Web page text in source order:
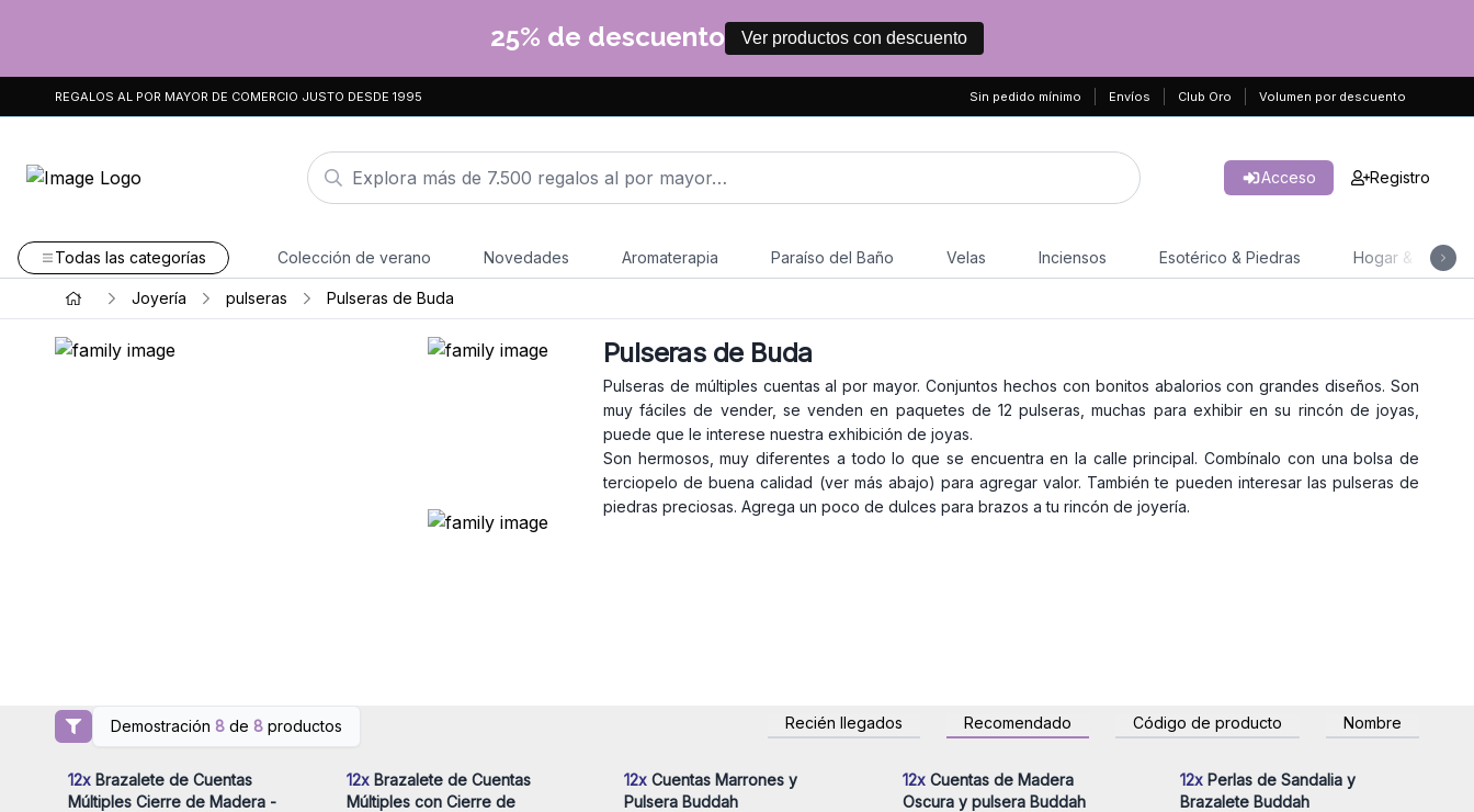
25% de descuento Ver productos con descuento
REGALOS AL POR MAYOR DE COMERCIO JUSTO DESDE 1995 Sin pedido mínimo Envíos Club Oro Volumen por descuento
Acceso Registro
Todas las categorías Colección de verano Novedades Aromaterapia Paraíso del Baño Velas Inciensos Esotérico & Piedras Hogar & Jardín
Joyería pulseras Pulseras de Buda
Pulseras de Buda
Pulseras de múltiples cuentas al por mayor. Conjuntos hechos con bonitos abalorios con grandes diseños. Son
muy fáciles de vender, se venden en paquetes de 12 pulseras, muchas para exhibir en su rincón de joyas,
puede que le interese nuestra exhibición de joyas.
Son hermosos, muy diferentes a todo lo que se encuentra en la calle principal. Combínalo con una bolsa de
terciopelo de buena calidad (ver más abajo) para agregar valor. También te pueden interesar las pulseras de
piedras preciosas. Agrega un poco de dulces para brazos a tu rincón de joyería.
Demostración 8de 8productos Recién llegados Recomendado Código de producto Nombre
Inicie sesión o regístrese para
obtener precios al por mayor
12x Brazalete de Cuentas
Múltiples Cierre de Madera -
12xBrazalete de Cuentas
Múltiples con Cierre de
Inicie sesión o regístrese para
obtener precios al por mayor
12x Cuentas Marrones y
Pulsera Buddah
Inicie sesión o regístrese para
obtener precios al por mayor
12xCuentas de Madera
Oscura y pulsera Buddah
Inicie sesión o regístrese para
obtener precios al por mayor
12x Perlas de Sandalia y
Brazalete Buddah